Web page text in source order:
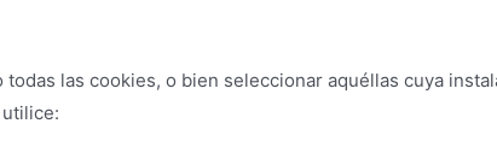
las cookies, o bien seleccionar aquéllas cuya